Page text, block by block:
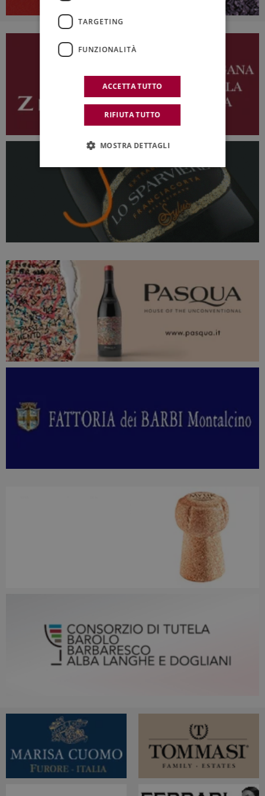
TARGETING
FUNZIONALITÀ
ACCETTA TUTTO
RIFIUTA TUTTO
MOSTRA DETTAGLI